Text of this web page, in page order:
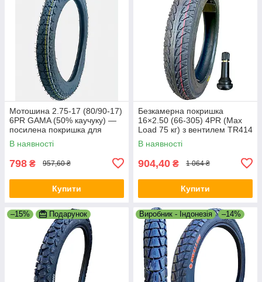
Мотошина 2.75-17 (80/90-17)
6PR GAMA (50% каучуку) —
посилена покришка для
Alpha, Delta, Viper, мопедів та
мотоциклів R17
В наявності
798 ₴ 957,60 ₴
Купити
Безкамерна покришка
16×2.50 (66-305) 4PR (Max
Load 75 кг) з вентилем TR414
В наявності
904,40 ₴ 1 064 ₴
Купити
–15% Подарунок Виробник - Індонезія –14%